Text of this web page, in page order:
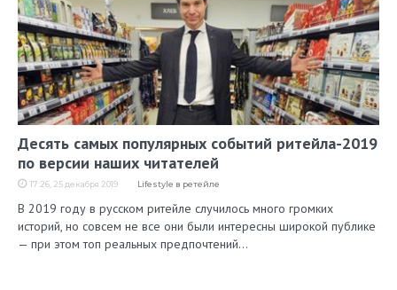
Десять самых популярных событий ритейла-2019
по версии наших читателей
17:26, 25 декабря 2019 Lifestyle в ретейле
В 2019 году в русском ритейле случилось много громких
историй, но совсем не все они были интересны широкой публике
— при этом топ реальных предпочтений…